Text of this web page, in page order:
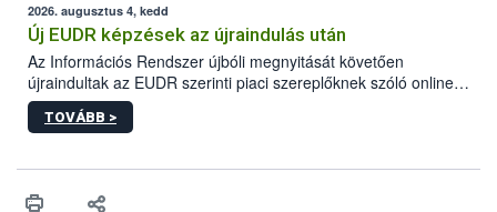
higiéniai szabályok betartása, a megfelelő hőkezelés, valamint a
maradékok szakszerű tárolása. A Nemzeti Élelmiszerlánc-
biztonsági Hivatal (Nébih) Oktatási Programja összegyűjtötte a
biztonságos grillezés legfontosabb tudnivalóit.
2026. augusztus 4, kedd
Új EUDR képzések az újraindulás után
Az Információs Rendszer újbóli megnyitását követően
újraindultak az EUDR szerinti piaci szereplőknek szóló online
képzések.
TOVÁBB >